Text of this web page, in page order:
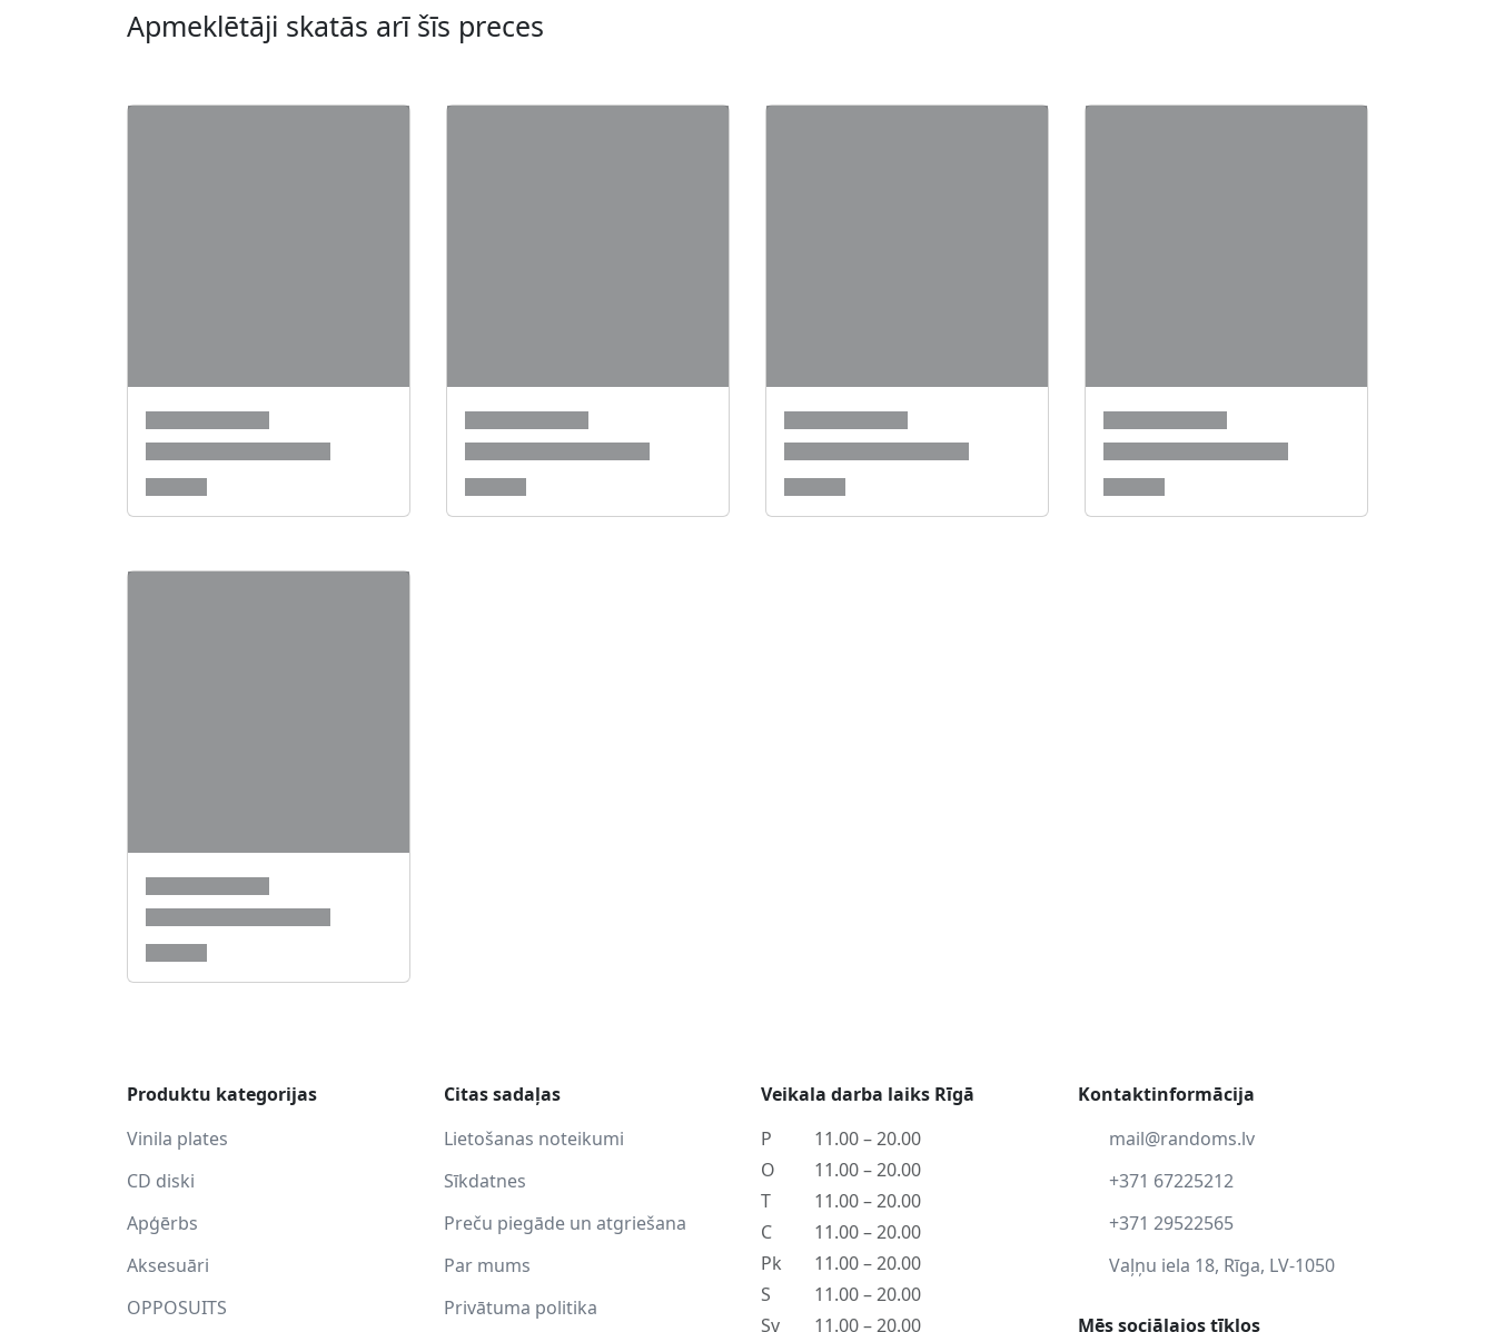
Apmeklētāji skatās arī šīs preces
Produktu kategorijas
Vinila plates
CD diski
Apģērbs
Aksesuāri
OPPOSUITS
Citas sadaļas
Lietošanas noteikumi
Sīkdatnes
Preču piegāde un atgriešana
Par mums
Privātuma politika
Veikala darba laiks Rīgā
P
11.00 – 20.00
O
11.00 – 20.00
T
11.00 – 20.00
C
11.00 – 20.00
Pk
11.00 – 20.00
S
11.00 – 20.00
Sv
11.00 – 20.00
Kontaktinformācija
mail@randoms.lv
+371 67225212
+371 29522565
Vaļņu iela 18, Rīga, LV-1050
Mēs sociālajos tīklos